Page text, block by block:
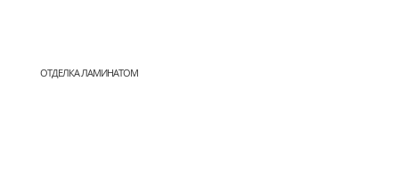
ОТДЕЛКА ЛАМИНАТОМ